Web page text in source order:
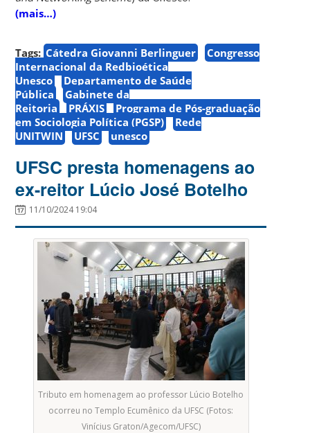
(mais…)
Tags: Cátedra Giovanni Berlinguer
Congresso
Internacional da Redbioética
Unesco
Departamento de Saúde
Pública
Gabinete da
Reitoria
PRÁXIS
Programa de Pós-graduação
em Sociologia Política (PGSP)
Rede
UNITWIN
UFSC unesco
UFSC presta homenagens ao
ex-reitor Lúcio José Botelho
11/10/2024 19:04
Tributo em homenagem ao professor Lúcio Botelho
ocorreu no Templo Ecumênico da UFSC (Fotos:
Vinícius Graton/Agecom/UFSC)